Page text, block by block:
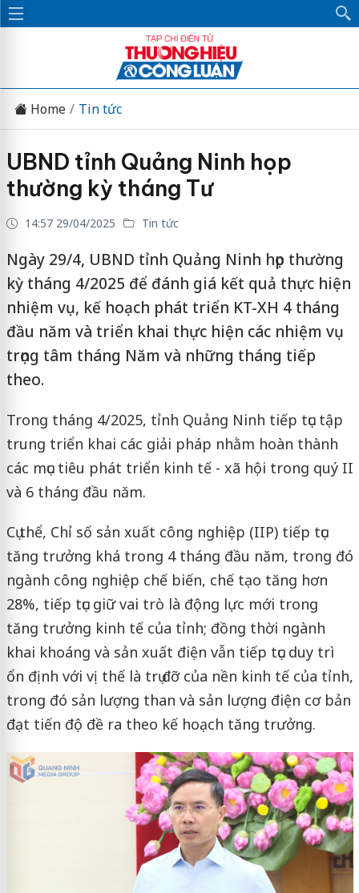
Home Tin tức
UBND tỉnh Quảng Ninh họp
thường kỳ tháng Tư
14:57 29/04/2025 Tin tức
Ngày 29/4, UBND tỉnh Quảng Ninh họp thường
kỳ tháng 4/2025 để đánh giá kết quả thực hiện
nhiệm vụ, kế hoạch phát triển KT-XH 4 tháng
đầu năm và triển khai thực hiện các nhiệm vụ
trọng tâm tháng Năm và những tháng tiếp
theo.
Trong tháng 4/2025, tỉnh Quảng Ninh tiếp tục tập
trung triển khai các giải pháp nhằm hoàn thành
các mục tiêu phát triển kinh tế - xã hội trong quý II
và 6 tháng đầu năm.
Cụ thể, Chỉ số sản xuất công nghiệp (IIP) tiếp tục
tăng trưởng khá trong 4 tháng đầu năm, trong đó
ngành công nghiệp chế biến, chế tạo tăng hơn
28%, tiếp tục giữ vai trò là động lực mới trong
tăng trưởng kinh tế của tỉnh; đồng thời ngành
khai khoáng và sản xuất điện vẫn tiếp tục duy trì
ổn định với vị thế là trụ đỡ của nền kinh tế của tỉnh,
trong đó sản lượng than và sản lượng điện cơ bản
đạt tiến độ đề ra theo kế hoạch tăng trưởng.